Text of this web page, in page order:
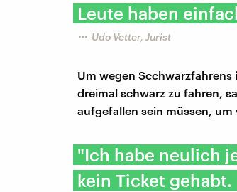
Leute haben
Udo Vetter, Jurist
Um wegen
dreimal schwarz zu fahren,
aufgefallen sein müssen,
"Ich habe neulich
kein Ticket